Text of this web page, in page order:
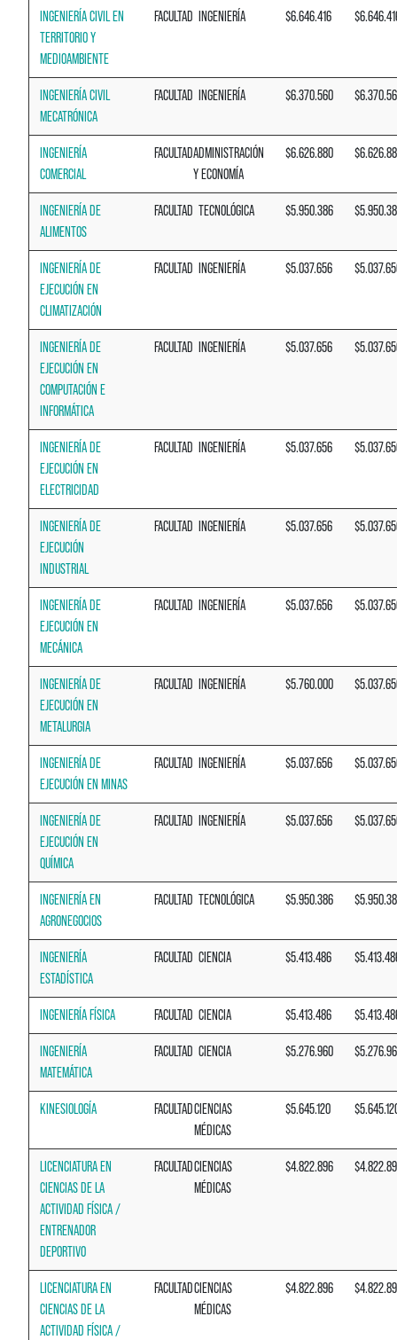
INGENIERÍA CIVIL EN
TERRITORIO Y
MEDIOAMBIENTE
FACULTAD INGENIERÍA $6.646.416
INGENIERÍA CIVIL
MECATRÓNICA
FACULTAD INGENIERÍA $6.370.560
INGENIERÍA
COMERCIAL
FACULTADADMINISTRACIÓN
Y ECONOMÍA
$6.626.880
INGENIERÍA DE
ALIMENTOS
FACULTAD TECNOLÓGICA $5.950.386
INGENIERÍA DE
EJECUCIÓN EN
CLIMATIZACIÓN
FACULTAD INGENIERÍA $5.037.656
INGENIERÍA DE
EJECUCIÓN EN
COMPUTACIÓN E
INFORMÁTICA
FACULTAD INGENIERÍA $5.037.656
INGENIERÍA DE
EJECUCIÓN EN
ELECTRICIDAD
FACULTAD INGENIERÍA $5.037.656
INGENIERÍA DE
EJECUCIÓN
INDUSTRIAL
FACULTAD INGENIERÍA $5.037.656
INGENIERÍA DE
EJECUCIÓN EN
MECÁNICA
FACULTAD INGENIERÍA $5.037.656
INGENIERÍA DE
EJECUCIÓN EN
METALURGIA
FACULTAD INGENIERÍA $5.760.000
INGENIERÍA DE
EJECUCIÓN EN MINAS
FACULTAD INGENIERÍA $5.037.656
INGENIERÍA DE
EJECUCIÓN EN
QUÍMICA
FACULTAD INGENIERÍA $5.037.656
INGENIERÍA EN
AGRONEGOCIOS
FACULTAD TECNOLÓGICA $5.950.386
INGENIERÍA
ESTADÍSTICA
FACULTAD CIENCIA $5.413.486
INGENIERÍA FÍSICA FACULTAD CIENCIA $5.413.486
INGENIERÍA
MATEMÁTICA
FACULTAD CIENCIA $5.276.960
KINESIOLOGÍA FACULTADCIENCIAS
MÉDICAS
$5.645.120
LICENCIATURA EN
CIENCIAS DE LA
ACTIVIDAD FÍSICA /
ENTRENADOR
DEPORTIVO
FACULTADCIENCIAS
MÉDICAS
$4.822.896
LICENCIATURA EN
CIENCIAS DE LA
ACTIVIDAD FÍSICA /
FACULTADCIENCIAS
MÉDICAS
$4.822.896